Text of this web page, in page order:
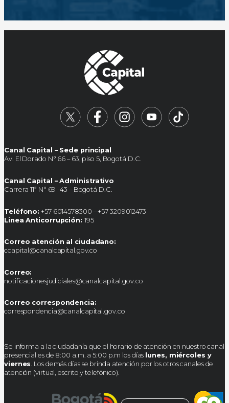
Canal Capital – Sede principal
Av. El Dorado N° 66 – 63, piso 5, Bogotá D.C.
Canal Capital – Administrativo
Carrera 11ª N° 69 -43 – Bogotá D.C.
Teléfono: +57 6014578300 – +57 3209012473
Linea Anticorrupción: 195
Correo atención al ciudadano:
ccapital@canalcapital.gov.co
Correo:
notificacionesjudiciales@canalcapital.gov.co
Correo correspondencia:
correspondencia@canalcapital.gov.co
Se informa a la ciudadanía que el horario de atención en nuestro canal
presencial es de 8:00 a.m. a 5:00 p.m los días lunes, miércoles y
viernes . Los demás días se brinda atención por los otros canales de
atención (virtual, escrito y telefónico).